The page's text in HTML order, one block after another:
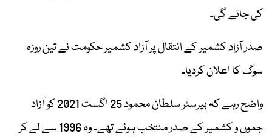
کی جائے گی۔
صدر آزاد کشمیر کے انتقال پر آزاد کشمیر حکومت نے تین روزہ
سوگ کا اعلان کردیا۔
واضح رہے کہ بیرسٹر سلطان محمود 25 اگست 2021 کو آزاد
جموں و کشمیر کے صدر منتخب ہوئے تھے۔ وہ 1996 سے لے کر